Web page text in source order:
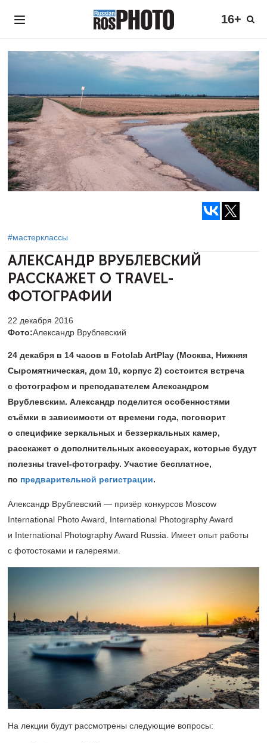
16+
#мастерклассы
АЛЕКСАНДР ВРУБЛЕВСКИЙ
РАССКАЖЕТ О TRAVEL-
ФОТОГРАФИИ
22 декабря 2016
Фото:Александр Врублевский
24 декабря в 14 часов в Fotolab ArtPlay (Москва, Нижняя
Сыромятническая, дом 10, корпус 2) состоится встреча
с фотографом и преподавателем Александром
Врублевским. Александр поделится особенностями
съёмки в зависимости от времени года, поговорит
о специфике зеркальных и беззеркальных камер,
расскажет о дополнительных аксессуарах, которые будут
полезны travel-фотографу. Участие бесплатное,
по предварительной регистрации.
Александр Врублевский — призёр конкурсов Moscow
International Photo Award, International Photography Award
и International Photography Award Russia. Имеет опыт работы
с фотостоками и галереями.
На лекции будут рассмотрены следующие вопросы: